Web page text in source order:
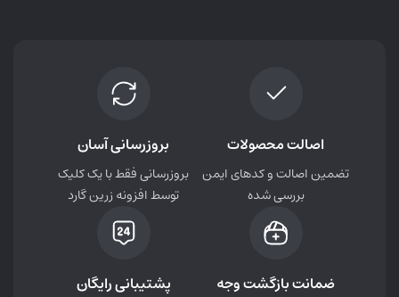
اصالت محصولات
تضمین اصالت و کدهای ایمن
بررسی شده
بروزرسانی آسان
بروزرسانی فقط با یک کلیک
توسط افزونه زرین گارد
ضمانت بازگشت وجه پشتیبانی رایگان